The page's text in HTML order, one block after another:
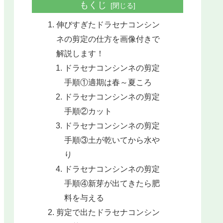
もくじ
伸びすぎたドラセナコンシン
ネの剪定の仕方を画像付きで
解説します！
ドラセナコンシンネの剪定
手順①適期は春～夏ころ
ドラセナコンシンネの剪定
手順②カット
ドラセナコンシンネの剪定
手順③土が乾いてから水や
り
ドラセナコンシンネの剪定
手順④新芽が出てきたら肥
料を与える
剪定で出たドラセナコンシン